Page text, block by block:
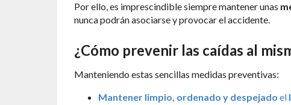
Por ello, es imprescindible siempre mantener unas
nunca podrán asociarse y provocar el accidente.
¿Cómo prevenir las caídas al
Manteniendo estas sencillas medidas preventivas:
Mantener limpio, ordenado y despejado el